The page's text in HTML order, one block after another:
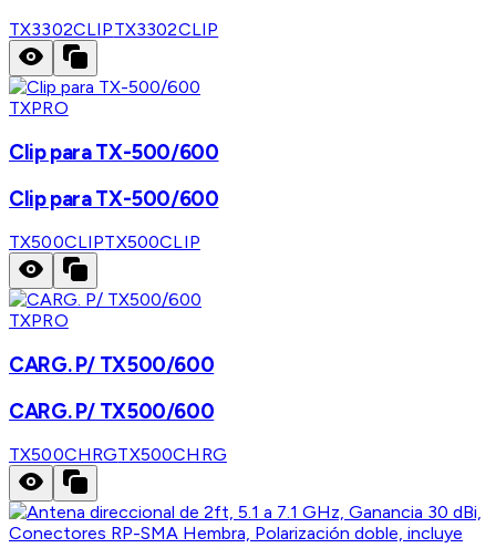
TX3302CLIPTX3302CLIP
TXPRO
Clip para TX-500/600
Clip para TX-500/600
TX500CLIPTX500CLIP
TXPRO
CARG. P/ TX500/600
CARG. P/ TX500/600
TX500CHRGTX500CHRG